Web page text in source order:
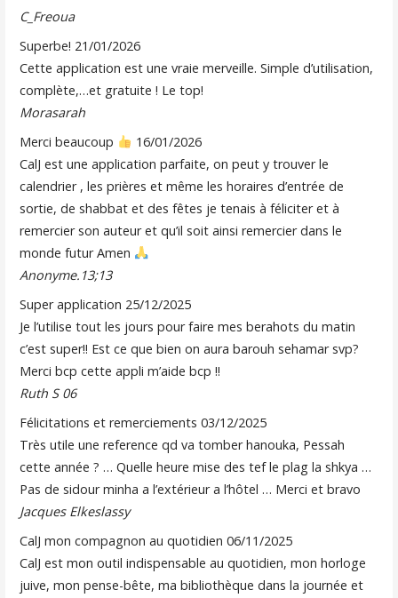
C_Freoua
Superbe! 21/01/2026
Cette application est une vraie merveille. Simple d’utilisation,
complète,…et gratuite ! Le top!
Morasarah
Merci beaucoup
16/01/2026
CalJ est une application parfaite, on peut y trouver le
calendrier , les prières et même les horaires d’entrée de
sortie, de shabbat et des fêtes je tenais à féliciter et à
remercier son auteur et qu’il soit ainsi remercier dans le
monde futur Amen
Anonyme.13;13
Super application 25/12/2025
Je l’utilise tout les jours pour faire mes berahots du matin
c’est super!! Est ce que bien on aura barouh sehamar svp?
Merci bcp cette appli m’aide bcp !!
Ruth S 06
Félicitations et remerciements03/12/2025
Très utile une reference qd va tomber hanouka, Pessah
cette année ? … Quelle heure mise des tef le plag la shkya …
Pas de sidour minha a l’extérieur a l’hôtel … Merci et bravo
Jacques Elkeslassy
CalJ mon compagnon au quotidien06/11/2025
CalJ est mon outil indispensable au quotidien, mon horloge
juive, mon pense-bête, ma bibliothèque dans la journée et